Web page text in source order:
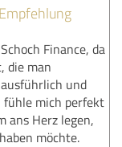
Empfehlung
Finance, da
die man
und
fühle mich perfekt
ans Herz legen,
möchte.